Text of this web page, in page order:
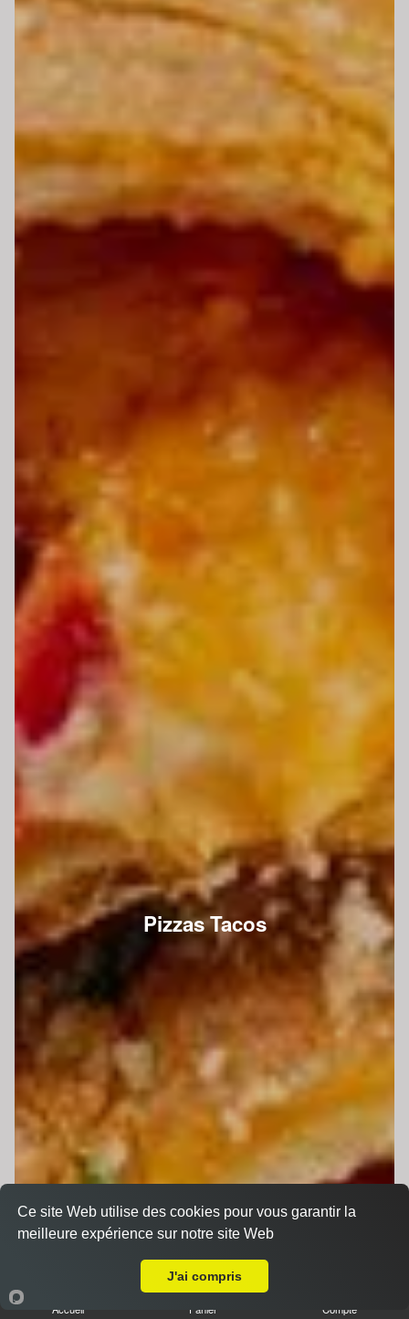
Pizzas Tacos
Accueil Panier Compte
Ce site Web utilise des cookies pour vous garantir la
meilleure expérience sur notre site Web
J'ai compris